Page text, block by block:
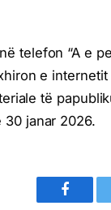
telefon “A e
e
të
janar 2026.